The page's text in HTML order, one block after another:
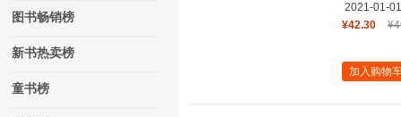
图书畅销榜
新书热卖榜
童书榜
2021-01-01
¥42.30
加入购物